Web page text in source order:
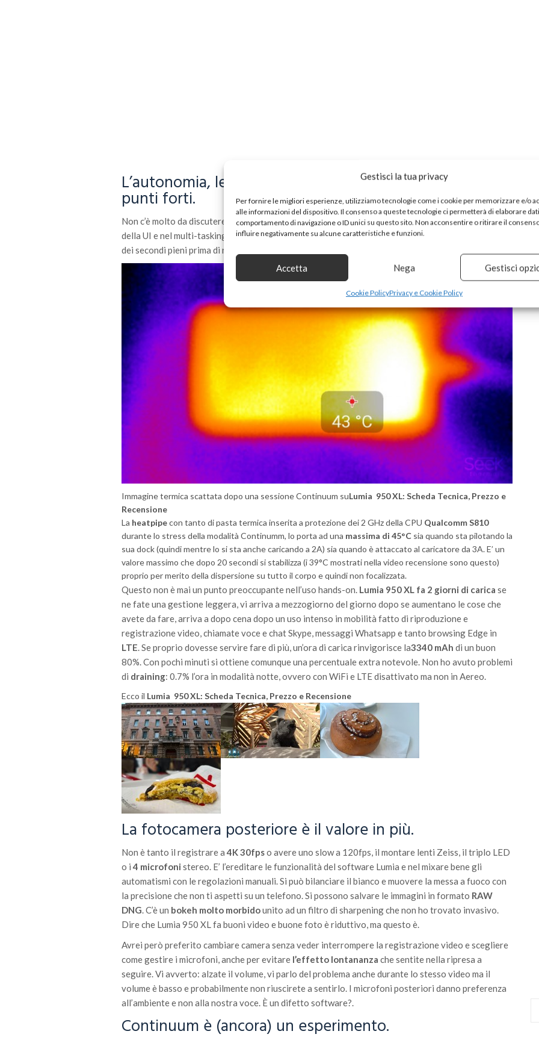
Gestisci la tua privacy
Per fornire le migliori esperienze, utilizziamo tecnologie come i cookie per memorizzare e/o
alle informazioni del dispositivo. Il consenso a queste tecnologie ci permetterà di elaborare
comportamento di navigazione o ID unici su questo sito. Non acconsentire o ritirare il
influire negativamente su alcune caratteristiche e funzioni.
Accetta Nega Gestisci
Cookie PolicyPrivacy e Cookie Policy
L’autonomia, le prestazioni e le temperature sono i suoi
punti forti.
Non c’è molto da discutere qui. Lumia 950 XL non dà mai l’idea di essere in affanno nella gestione
della UI e nel multi-tasking intenso. In stileWindows Phone, capita che un’app o un menù carichi
dei secondi pieni prima di rispondere, ma è una colpa del software e ne parleremo poco più in giù.
Immagine termica scattata dopo una sessione Continuum suLumia 950 XL: Scheda Tecnica, Prezzo e
Recensione
La heatpipecon tanto di pasta termica inserita a protezione dei 2 GHz della CPU Qualcomm S810
durante lo stress della modalità Continumm, lo porta ad una massima di 45°C sia quando sta pilotando la
sua dock (quindi mentre lo si sta anche caricando a 2A) sia quando è attaccato al caricatore da 3A. E’ un
valore massimo che dopo 20 secondi si stabilizza (i 39°C mostrati nella video recensione sono questo)
proprio per merito della dispersione su tutto il corpo e quindi non focalizzata.
Questo non è mai un punto preoccupante nell’uso hands-on. Lumia 950 XL fa 2 giorni di carica se
ne fate una gestione leggera, vi arriva a mezzogiorno del giorno dopo se aumentano le cose che
avete da fare, arriva a dopo cena dopo un uso intenso in mobilità fatto di riproduzione e
registrazione video, chiamate voce e chat Skype, messaggi Whatsapp e tanto browsing Edge in
LTE. Se proprio dovesse servire fare di più, un’ora di carica rinvigorisce la3340 mAh di un buon
80%. Con pochi minuti si ottiene comunque una percentuale extra notevole. Non ho avuto problemi
di draining: 0.7% l’ora in modalità notte, ovvero con WiFi e LTE disattivato ma non in Aereo.
Ecco il Lumia 950 XL: Scheda Tecnica, Prezzo e Recensione
La fotocamera posteriore è il valore in più.
Non è tanto il registrare a4K 30fpso avere uno slow a 120fps, il montare lenti Zeiss, il triplo LED
o i4 microfoni stereo. E’ l’ereditare le funzionalità del software Lumia e nel mixare bene gli
automatismi con le regolazioni manuali. Si può bilanciare il bianco e muovere la messa a fuoco con
la precisione che non ti aspetti su un telefono. Si possono salvare le immagini in formato RAW
DNG. C’è un bokeh molto morbidounito ad un filtro di sharpening che non ho trovato invasivo.
Dire che Lumia 950 XL fa buoni video e buone foto è riduttivo, ma questo è.
Avrei però preferito cambiare camera senza veder interrompere la registrazione video e scegliere
come gestire i microfoni, anche per evitare l’effetto lontananza che sentite nella ripresa a
seguire. Vi avverto: alzate il volume, vi parlo del problema anche durante lo stesso video ma il
volume è basso e probabilmente non riuscirete a sentirlo. I microfoni posteriori danno preferenza
all’ambiente e non alla nostra voce. È un difetto software?.
Continuum è (ancora) un esperimento.